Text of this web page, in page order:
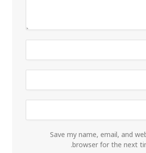
Save my name, email, and
browser for the next